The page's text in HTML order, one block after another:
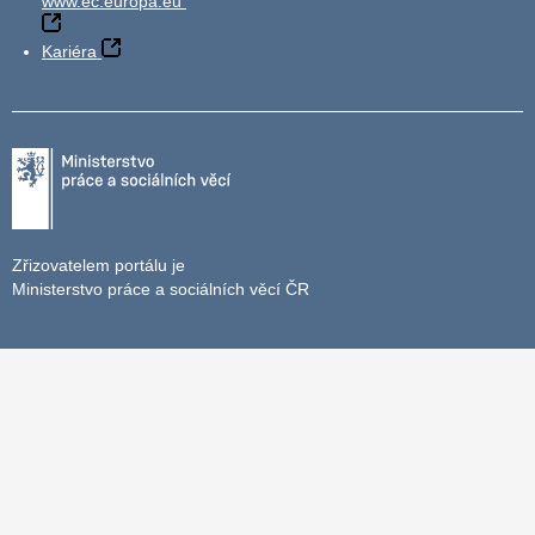
Kariéra
Zřizovatelem portálu je
Ministerstvo práce a sociálních věcí ČR